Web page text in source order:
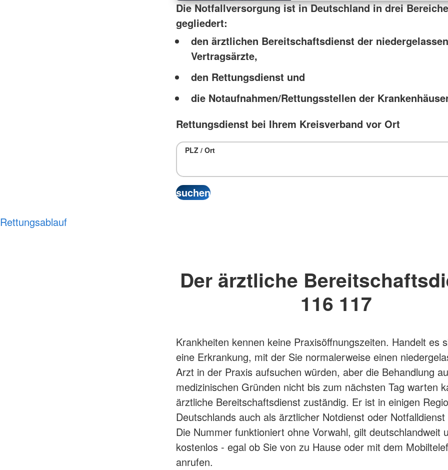
Die Notfallversorgung ist in Deutschland in drei Bereiche
gegliedert:
den ärztlichen Bereitschaftsdienst der
Vertragsärzte,
den Rettungsdienst und
die Notaufnahmen/Rettungsstellen der
Rettungsdienst bei Ihrem Kreisverband vor Ort
PLZ / Ort
Rettungsablauf
Der ärztliche
116 117
Krankheiten kennen keine Praxisöffnungszeiten. Handelt es
eine Erkrankung, mit der Sie normalerweise einen
Arzt in der Praxis aufsuchen würden, aber die Behandlung
medizinischen Gründen nicht bis zum nächsten Tag warten
ärztliche Bereitschaftsdienst zuständig. Er ist in einigen
Deutschlands auch als ärztlicher Notdienst oder
Die Nummer funktioniert ohne Vorwahl, gilt deutschlandweit
kostenlos - egal ob Sie von zu Hause oder mit dem
anrufen.